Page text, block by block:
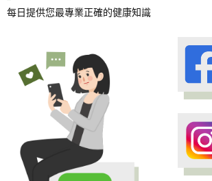
每日提供您最專業正確的健康知識